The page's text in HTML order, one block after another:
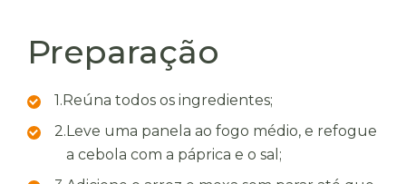
Preparação
1.Reúna todos os ingredientes;
2.Leve uma panela ao fogo médio, e refogue
a cebola com a páprica e o sal;